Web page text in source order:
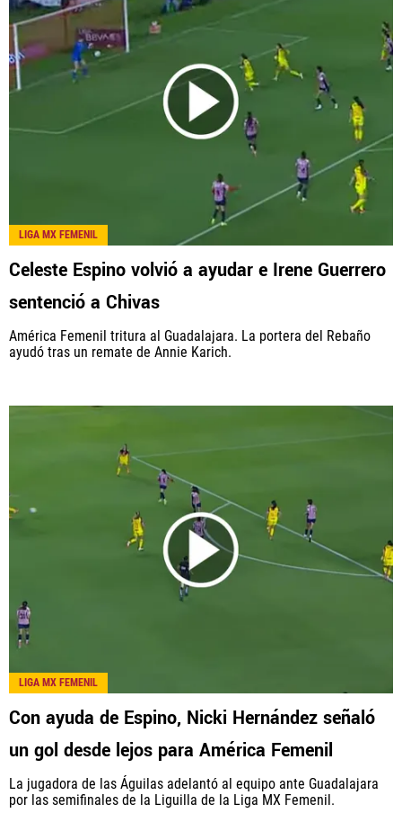
LIGA MX FEMENIL
Celeste Espino volvió a ayudar e Irene Guerrero
sentenció a Chivas
América Femenil tritura al Guadalajara. La portera del Rebaño
ayudó tras un remate de Annie Karich.
LIGA MX FEMENIL
Con ayuda de Espino, Nicki Hernández señaló
un gol desde lejos para América Femenil
La jugadora de las Águilas adelantó al equipo ante Guadalajara
por las semifinales de la Liguilla de la Liga MX Femenil.